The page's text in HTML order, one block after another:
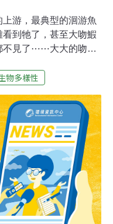
游，最典型的洄游魚
到牠了，甚至大吻鰕
不見了⋯⋯大大的吻
頭鯊。這兩者都是常
不見蹤影。台東縣政
家級重要級濕地主題
」，生態研究者李政
正常的溪流，最典型
個在台東還有西部各
卻是稀有物種。整年
大吻鰕虎，早年報告
是只有兩隻。洄游性
麼呢？台東縣海端鄉
物多樣性